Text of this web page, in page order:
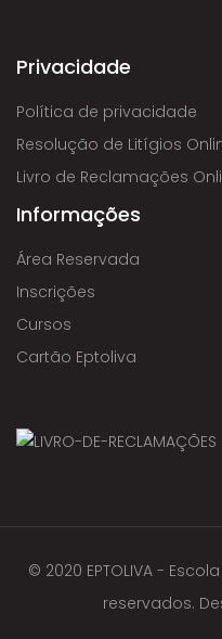
Privacidade
Política de privacidade
Resolução de Litígios
Livro de Reclamações
Informações
Área Reservada
Inscrições
Cursos
Cartão Eptoliva
© 2020 EPTOLIVA -
reservados.